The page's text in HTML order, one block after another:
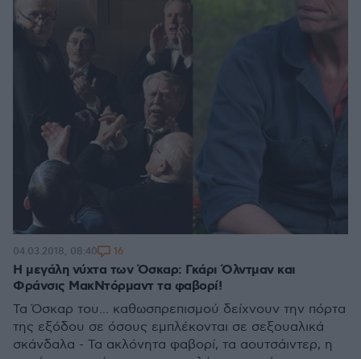
Η μεγάλη νύχτα των Όσκαρ: Γκάρι Όλντμαν και
Φράνσις ΜακΝτόρμαντ τα φαβορί!
Τα Όσκαρ του... καθωσπρεπισμού δείχνουν την πόρτα
της εξόδου σε όσους εμπλέκονται σε σεξουαλικά
σκάνδαλα - Τα ακλόνητα φαβορί, τα αουτσάιντερ, η
04.03.2018, 08:40 16